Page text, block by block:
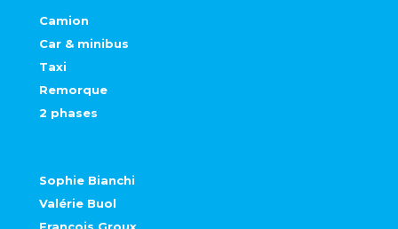
Camion
Car & minibus
Taxi
Remorque
2 phases
Sophie Bianchi
Valérie Buol